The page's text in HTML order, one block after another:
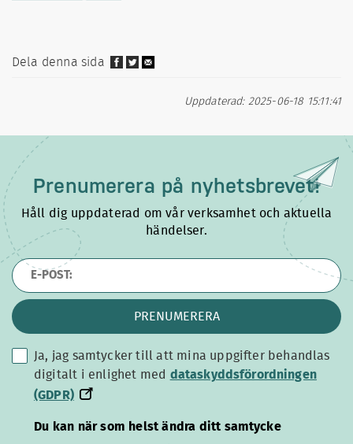
Dela denna sida
Uppdaterad: 2025-06-18 15:11:41
Prenumerera på nyhetsbrevet!
Håll dig uppdaterad om vår verksamhet och aktuella
händelser.
PRENUMERERA
Ja, jag samtycker till att mina uppgifter behandlas
digitalt i enlighet med dataskyddsförordningen
dataskyddsförordningen
(GDPR)
Du kan när som helst ändra ditt samtycke